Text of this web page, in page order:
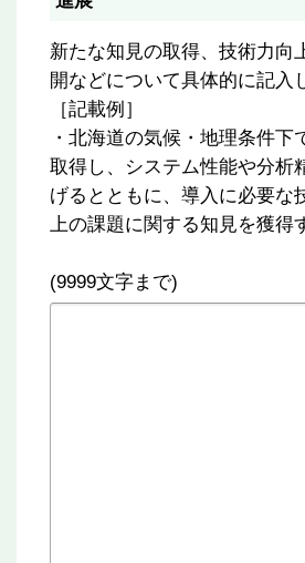
新たな知見の取得、技術力向
開などについて具体的に記入
［記載例］
・北海道の気候・地理条件下
取得し、システム性能や分析
げるとともに、導入に必要な
上の課題に関する知見を獲得
(9999文字まで)